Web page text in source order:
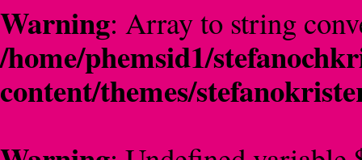
Warning: Array to string
/home/phemsid1/
content/themes/